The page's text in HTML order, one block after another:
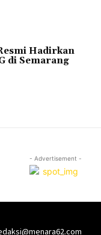
Hadirkan
di Semarang
- Advertisement -